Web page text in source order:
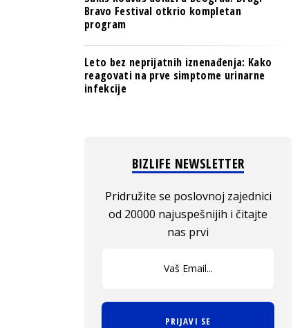
Bravo Festival otkrio kompletan
program
Leto bez neprijatnih iznenađenja: Kako
reagovati na prve simptome urinarne
infekcije
BIZLIFE NEWSLETTER
Pridružite se poslovnoj zajednici
od 20000 najuspešnijih i čitajte
nas prvi
PRIJAVI SE